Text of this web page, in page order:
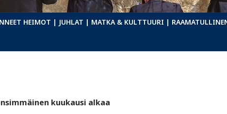
HEIMOT | JUHLAT | MATKA & KULTTUURI |
kuukausi alkaa